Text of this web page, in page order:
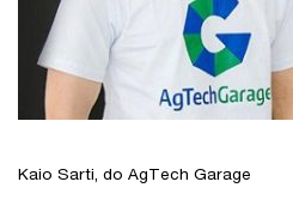
Kaio Sarti, do AgTech Garage